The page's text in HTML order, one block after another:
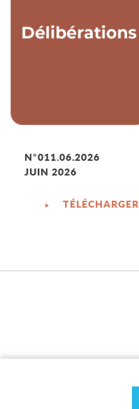
N°011.06.2026
JUIN 2026
TÉLÉCHARGER